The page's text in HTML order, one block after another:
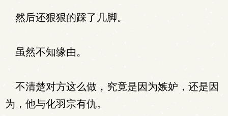
然后还狠狠的踩了几脚。
虽然不知缘由。
不清楚对方这么做，究竟是因为嫉妒，还是因
为，他与化羽宗有仇。